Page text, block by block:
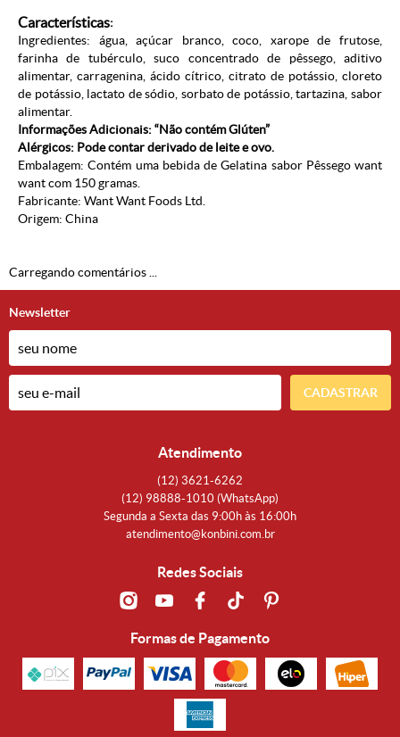
Características:
Ingredientes: água, açúcar branco, coco, xarope de frutose,
farinha de tubérculo, suco concentrado de pêssego, aditivo
alimentar, carragenina, ácido cítrico, citrato de potássio, cloreto
de potássio, lactato de sódio, sorbato de potássio, tartazina, sabor
alimentar.
Informações Adicionais: “Não contém Glúten”
Alérgicos: Pode contar derivado de leite e ovo.
Embalagem: Contém uma bebida de Gelatina sabor Pêssego want
want com 150 gramas.
Fabricante: WantWant Foods Ltd.
Origem: China
Carregando comentários ...
Newsletter
CADASTRAR
Atendimento
(12) 3621-6262
(12) 98888-1010 (WhatsApp)
Segunda a Sexta das 9:00h às 16:00h
atendimento@konbini.com.br
Redes Sociais
Formas de Pagamento